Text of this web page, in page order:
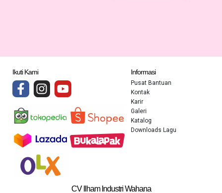
CV Ilham Industri Wahana
Informasi
Pusat Bantuan
Kontak
Karir
Galeri
Katalog
Downloads Lagu
Ikuti Kami